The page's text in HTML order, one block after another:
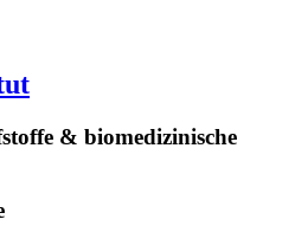
& biomedizinische